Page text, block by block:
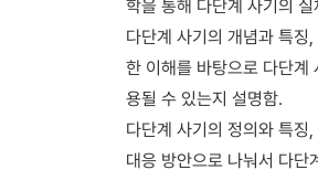
학을 통해 다단계 사기의
다단계 사기의 개념과 특징
한 이해를 바탕으로 다단계
용될 수 있는지 설명함.
다단계 사기의 정의와 특징
대응 방안으로 나눠서 다단